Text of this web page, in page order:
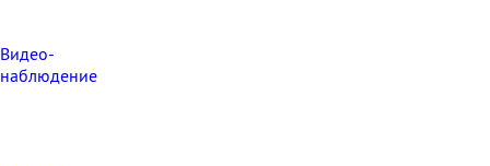
Видео‑
наблюдение